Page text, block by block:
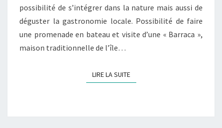
possibilité de s’intégrer dans la nature mais aussi de
déguster la gastronomie locale. Possibilité de faire
une promenade en bateau et visite d’une « Barraca »,
maison traditionnelle de l’île…
LIRE LA SUITELIRE LA SUITE